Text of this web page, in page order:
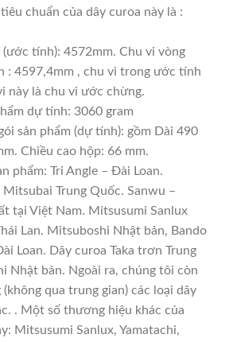
chuẩn của dây curoa này là :
tính): 4572mm. Chu vi vòng
: 4597,4mm , chu vi trong ước tính
này là chu vi ước chừng.
dự tính: 3060 gram
sản phẩm (dự tính): gồm Dài 490
Chiều cao hộp: 66 mm.
phẩm: Tri Angle – Đài Loan.
Mitsubai Trung Quốc. Sanwu –
tại Việt Nam. Mitsusumi Sanlux
Lan. Mitsuboshi Nhật bản, Bando
Loan. Dây curoa Taka trơn Trung
Nhật bản. Ngoài ra, chúng tôi còn
qua trung gian) các loại dây
. Một số thương hiệu khác của
Mitsusumi Sanlux, Yamatachi,